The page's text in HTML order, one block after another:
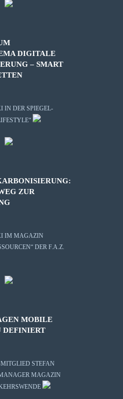
DIGITALE
– SMART
IN DER SPIEGEL-
ZUR
IM MAGAZIN
DER F.A.Z.
MOBILE
DEFINIERT
STEFAN
MAGAZIN